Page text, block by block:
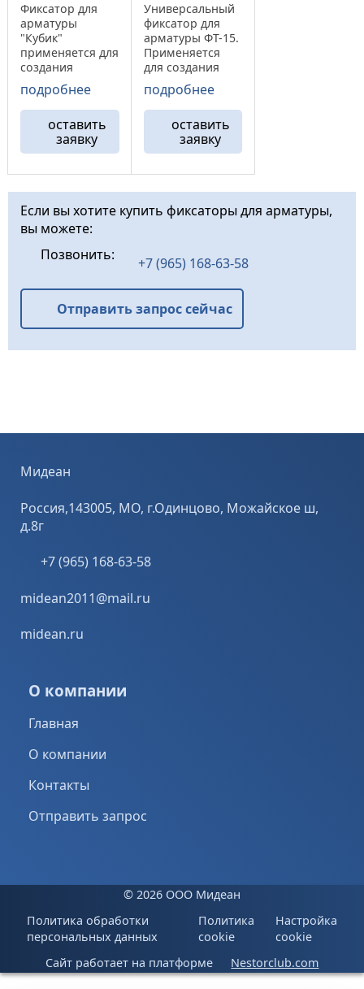
Фиксатор для
арматуры
"Кубик"
применяется для
создания
защитного слоя
в
горизонтальных
поверхностях.
Наименование
Защитный слой
"кубик" 35/50 35-
50 до 32 мм 500
80 до 40 мм ...
подробнее
оставить
заявку
Универсальный
фиксатор для
арматуры ФТ-15.
Применяется
для создания
вертикального и
горизонтальног
о защитного
слоя, а также для
установки
арматурной
Диаметр
ФТ-15 15
5/8/10/15 ...
подробнее
оставить
заявку
Если вы хотите купить фиксаторы для арматуры,
вы можете:
Позвонить:
+7 (965) 168-63-58
Отправить запрос сейчас
Мидеан
Россия,143005, МО, г.Одинцово, Можайское ш,
д.8г
+7 (965) 168-63-58
midean2011@mail.ru
midean.ru
О компании
Главная
О компании
Контакты
Отправить запрос
© 2026 ООО Мидеан
Политика обработки
персональных данных
Политика
cookie
Настройка
cookie
Сайт работает на платформе
Nestorclub.com